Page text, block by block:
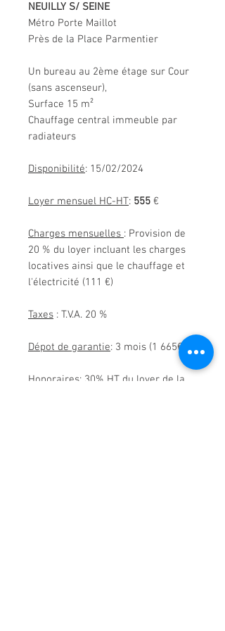
NEUILLY S/ SEINE
Métro Porte Maillot
Près de la Place Parmentier
Un bureau au 2ème étage sur Cour
(sans ascenseur),
Surface 15 m²
Chauffage central immeuble par
radiateurs
Disponibilité: 15/02/2024
Loyer mensuel HC-HT: 555 €
Charges mensuelles : Provision de
20 % du loyer incluant les charges
locatives ainsi que le chauffage et
l'électricité (111 €)
Taxes : T.V.A. 20 %
Dépot de garantie: 3 mois (1 665€)
Honoraires: 30% HT du loyer de la